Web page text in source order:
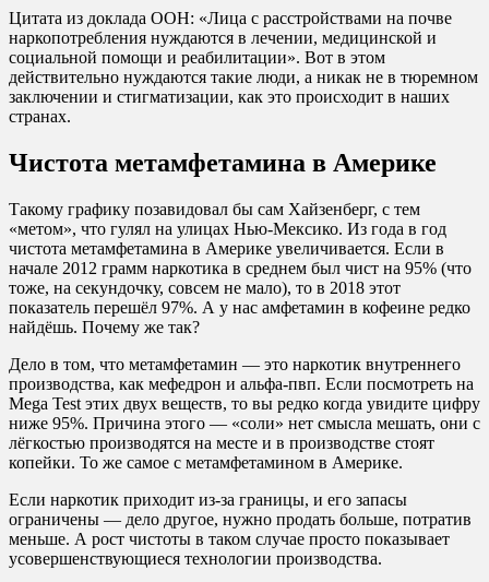
Цитата из доклада ООН: «Лица с расстройствами на почве
наркопотребления нуждаются в лечении, медицинской и
социальной помощи и реабилитации». Вот в этом
действительно нуждаются такие люди, а никак не в тюремном
заключении и стигматизации, как это происходит в наших
странах.
Чистота метамфетамина в Америке
Такому графику позавидовал бы сам Хайзенберг, с тем
«метом», что гулял на улицах Нью-Мексико. Из года в год
чистота метамфетамина в Америке увеличивается. Если в
начале 2012 грамм наркотика в среднем был чист на 95% (что
тоже, на секундочку, совсем не мало), то в 2018 этот
показатель перешёл 97%. А у нас амфетамин в кофеине редко
найдёшь. Почему же так?
Дело в том, что метамфетамин — это наркотик внутреннего
производства, как мефедрон и альфа-пвп. Если посмотреть на
Mega Test этих двух веществ, то вы редко когда увидите цифру
ниже 95%. Причина этого — «соли» нет смысла мешать, они с
лёгкостью производятся на месте и в производстве стоят
копейки. То же самое с метамфетамином в Америке.
Если наркотик приходит из-за границы, и его запасы
ограничены — дело другое, нужно продать больше, потратив
меньше. А рост чистоты в таком случае просто показывает
усовершенствующиеся технологии производства.